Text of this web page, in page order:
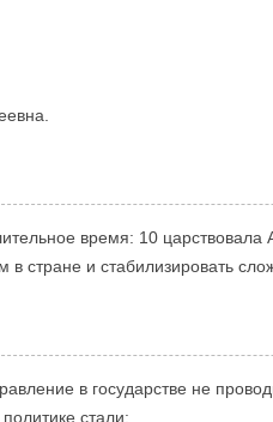
время: 10
стране и стабилизировать
в государстве не
стали: